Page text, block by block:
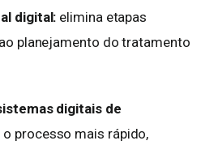
digital: elimina etapas
planejamento do tratamento
digitais de
processo mais rápido,